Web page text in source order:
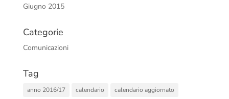
Giugno 2015
Categorie
Comunicazioni
Tag
anno 2016/17 calendario
calendario aggiornato